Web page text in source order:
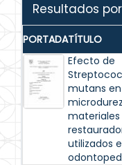
Resultados
PORTADATÍTULO
Efecto de
mutans
materiales
utilizados